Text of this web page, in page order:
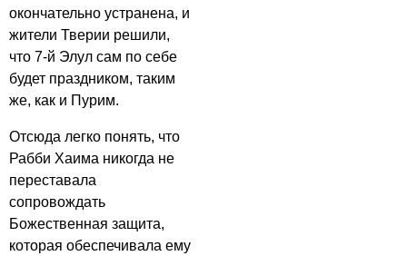
окончательно устранена, и
жители Тверии решили,
что 7-й Элул сам по себе
будет праздником, таким
же, как и Пурим.
Отсюда легко понять, что
Рабби Хаима никогда не
переставала
сопровождать
Божественная защита,
которая обеспечивала ему